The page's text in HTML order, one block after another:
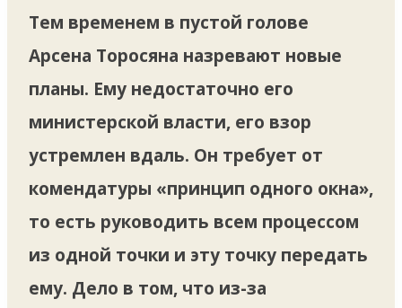
Тем временем в пустой голове
Арсена Торосяна назревают новые
планы. Ему недостаточно его
министерской власти, его взор
устремлен вдаль. Он требует от
комендатуры «принцип одного окна»,
то есть руководить всем процессом
из одной точки и эту точку передать
ему. Дело в том, что из-за